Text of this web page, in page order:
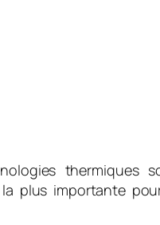
thermiques
plus importante